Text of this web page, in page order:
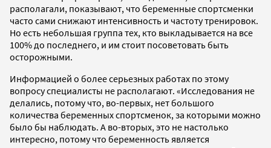
располагали, показывают, что беременные спортсменки
часто сами снижают интенсивность и частоту тренировок.
Но есть небольшая группа тех, кто выкладывается на все
100% до последнего, и им стоит посоветовать быть
осторожными.
Информацией о более серьезных работах по этому
вопросу специалисты не располагают. «Исследования не
делались, потому что, во-первых, нет большого
количества беременных спортсменок, за которыми можно
было бы наблюдать. А во-вторых, это не настолько
интересно, потому что беременность является